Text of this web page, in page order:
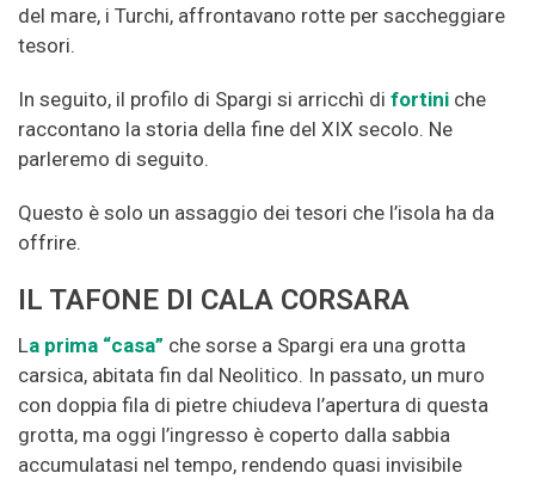
del mare, i Turchi, affrontavano rotte per saccheggiare
tesori.
In seguito, il profilo di Spargi si arricchì di fortini che
raccontano la storia della fine del XIX secolo. Ne
parleremo di seguito.
Questo è solo un assaggio dei tesori che l’isola ha da
offrire.
IL TAFONE DI CALA CORSARA
La prima “casa” che sorse a Spargi era una grotta
carsica, abitata fin dal Neolitico. In passato, un muro
con doppia fila di pietre chiudeva l’apertura di questa
grotta, ma oggi l’ingresso è coperto dalla sabbia
accumulatasi nel tempo, rendendo quasi invisibile